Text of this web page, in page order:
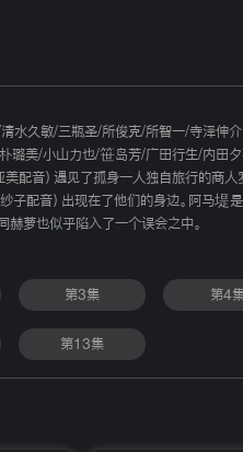
清水久敏/三瓶圣/所俊克/所智一/寺泽伸介
朴璐美/小山力也/笹岛芳/广田行生/内田
配音）遇见了孤身一人独自旅行的商人
子配音）出现在了他们的身边。阿马
赫萝也似乎陷入了一个误会之中。
第3集 第4
第13集